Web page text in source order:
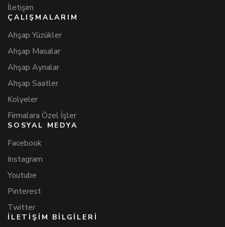
İletişim
ÇALIŞMALARIM
Ahşap Yüzükler
Ahşap Masalar
Ahşap Aynalar
Ahşap Saatler
Kolyeler
Firmalara Özel İşler
SOSYAL MEDYA
Facebook
Instagram
Youtube
Pinterest
Twitter
İLETİŞİM BİLGİLERİ